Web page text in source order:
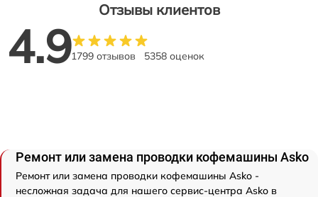
Отзывы клиентов
4.91799 отзывов 5358 оценок
Ремонт или замена проводки кофемашины Asko
Ремонт или замена проводки кофемашины Asko -
несложная задача для нашего сервис-центра Asko в